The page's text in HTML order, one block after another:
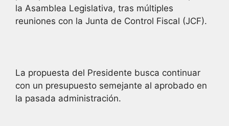
la Asamblea Legislativa, tras múltiples
reuniones con la Junta de Control Fiscal (JCF).
La propuesta del Presidente busca continuar
con un presupuesto semejante al aprobado en
la pasada administración.